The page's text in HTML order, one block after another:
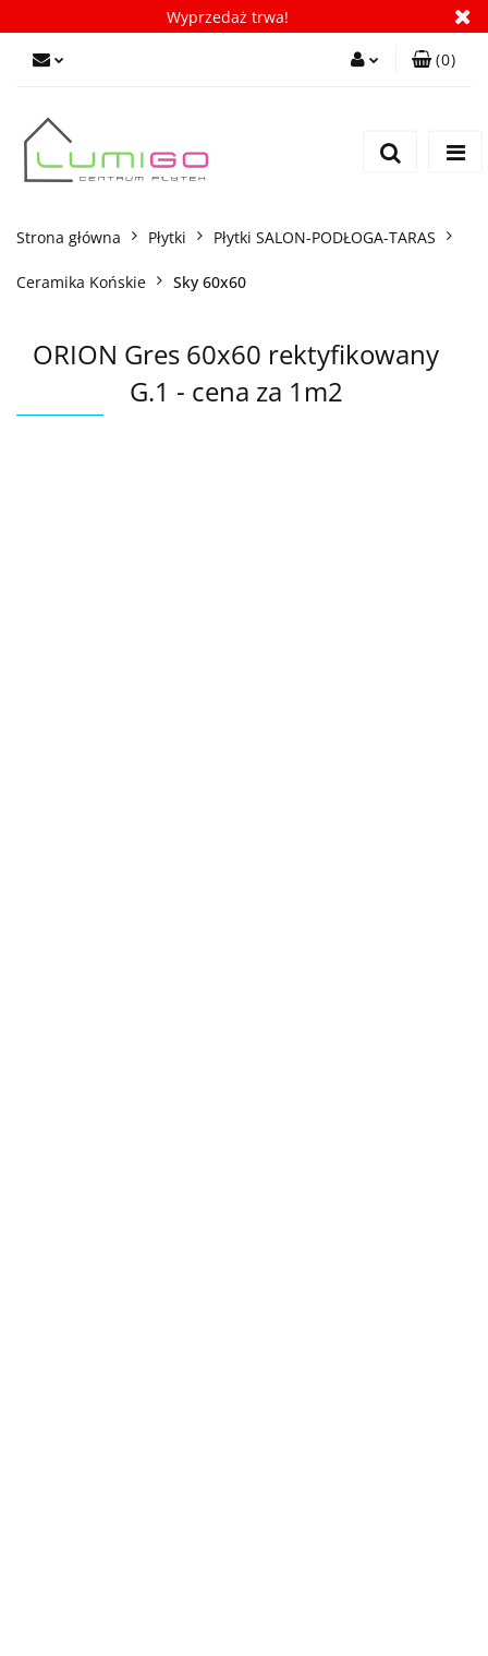
Wyprzedaż trwa!
(0)
Strona główna Płytki Płytki SALON-PODŁOGA-TARAS
Ceramika Końskie Sky 60x60
ORION Gres 60x60 rektyfikowany
G.1 - cena za 1m2